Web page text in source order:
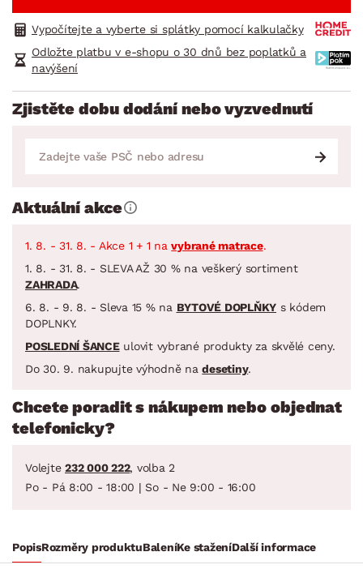
Vypočítejte a vyberte si splátky pomocí kalkulačky
Odložte platbu v e-shopu o 30 dnů bez poplatků a
navýšení
Zjistěte dobu dodání nebo vyzvednutí
Aktuální akce
1. 8. - 31. 8. - Akce 1 + 1 navybrané matrace.
1. 8. - 31. 8. - SLEVA AŽ 30 % na veškerý sortiment
ZAHRADA.
6. 8. - 9. 8. - Sleva 15 % na BYTOVÉ DOPLŇKY s kódem
DOPLNKY.
POSLEDNÍ ŠANCEulovit vybrané produkty za skvělé ceny.
Do 30. 9. nakupujte výhodně nadesetiny.
Chcete poradit s nákupem nebo objednat
telefonicky?
Volejte 232 000 222, volba 2
Po - Pá 8:00 - 18:00 | So - Ne 9:00 - 16:00
PopisRozměry produktuBaleníKe staženíDalší informace